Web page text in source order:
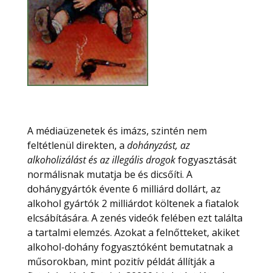
A médiaüzenetek és imázs, szintén nem
feltétlenül direkten, a dohányzást, az
alkoholizálást és az illegális drogokfogyasztását
normálisnak mutatja be és dicsőíti. A
dohánygyártók évente 6 milliárd dollárt, az
alkohol gyártók 2 milliárdot költenek a fiatalok
elcsábítására. A zenés videók felében ezt találta
a tartalmi elemzés. Azokat a felnőtteket, akiket
alkohol-dohány fogyasztóként bemutatnak a
műsorokban, mint pozitív példát állítják a